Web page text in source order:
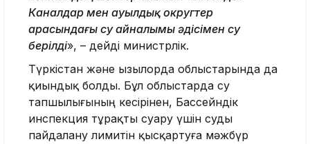
Каналдар мен ауылдық округтер
арасындағы су айналымы әдісімен су
берілді», – дейді министрлік.
Түркістан және Қызылорда облыстарында да
қиындық болды. Бұл облыстарда су
тапшылығының кесірінен, Бассейндік
инспекция тұрақты суару үшін суды
пайдалану лимитін қысқартуға мәжбүр